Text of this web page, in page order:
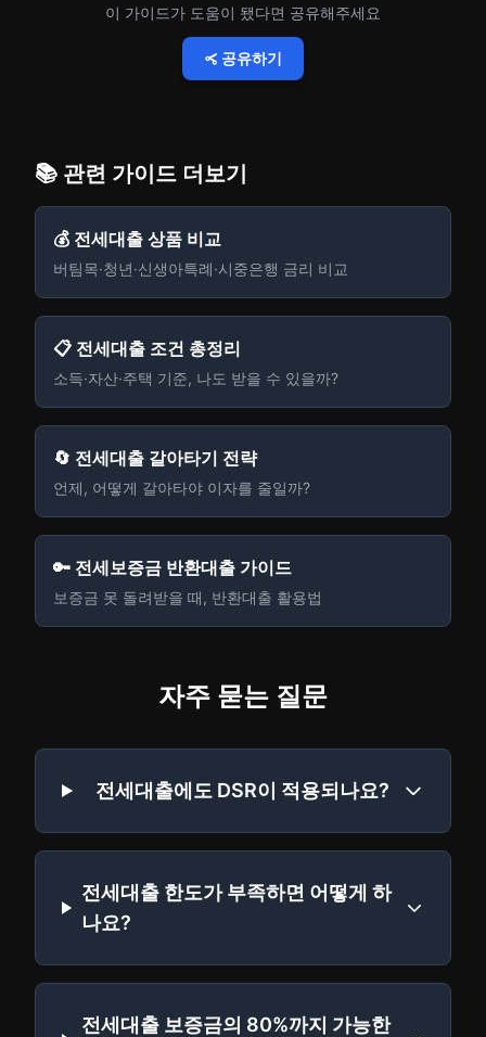
이 가이드가 도움이 됐다면 공유해주세요
공유하기
📚 관련 가이드 더보기
💰 전세대출 상품 비교
버팀목·청년·신생아특례·시중은행 금리 비교
📋 전세대출 조건 총정리
소득·자산·주택 기준, 나도 받을 수 있을까?
🔄 전세대출 갈아타기 전략
언제, 어떻게 갈아타야 이자를 줄일까?
🔑 전세보증금 반환대출 가이드
보증금 못 돌려받을 때, 반환대출 활용법
자주 묻는 질문
전세대출에도 DSR이 적용되나요?
전세대출 한도가 부족하면 어떻게 하
나요?
전세대출 보증금의 80%까지 가능한